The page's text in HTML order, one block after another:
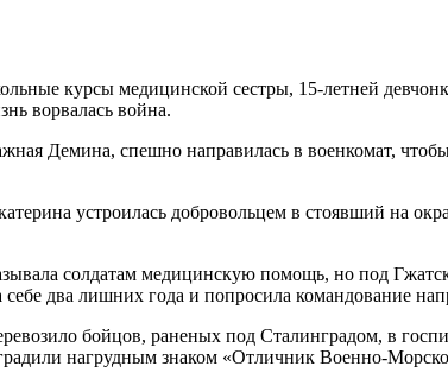
курсы медицинской сестры, 15-летней
ворвалась война.
Демина, спешно направилась в военкомат,
устроилась добровольцем в стоявший на
солдатам медицинскую помощь, но под
два лишних года и попросила командование
бойцов, раненых под Сталинградом, в
нагрудным знаком «Отличник Военно-